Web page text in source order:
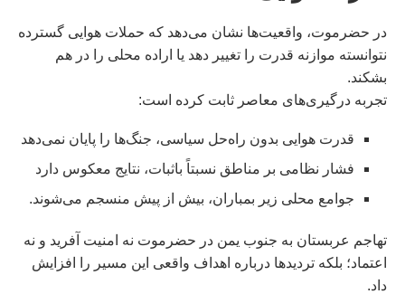
در حضرموت، واقعیت‌ها نشان می‌دهد که حملات هوایی گسترده
نتوانسته موازنه قدرت را تغییر دهد یا اراده محلی را در هم
بشکند.
تجربه درگیری‌های معاصر ثابت کرده است:
قدرت هوایی بدون راه‌حل سیاسی، جنگ‌ها را پایان نمی‌دهد
فشار نظامی بر مناطق نسبتاً باثبات، نتایج معکوس دارد
جوامع محلی زیر بمباران، بیش از پیش منسجم می‌شوند.
تهاجم عربستان به جنوب یمن در حضرموت نه امنیت آفرید و نه
اعتماد؛ بلکه تردیدها درباره اهداف واقعی این مسیر را افزایش
داد.